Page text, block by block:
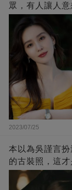
眾，有人讓人意
2023/07/25
本以為吳謹言
的古裝照，這